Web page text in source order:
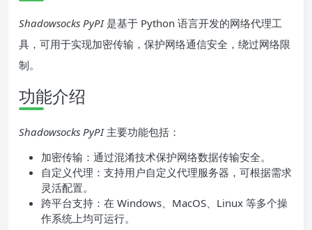
Shadowsocks PyPI是基于 Python 语言开发的网络代理工
具，可用于实现加密传输，保护网络通信安全，绕过网络限
制。
功能介绍
Shadowsocks PyPI主要功能包括：
加密传输：通过混淆技术保护网络数据传输安全。
自定义代理：支持用户自定义代理服务器，可根据需求
灵活配置。
跨平台支持：在 Windows、MacOS、Linux 等多个操
作系统上均可运行。